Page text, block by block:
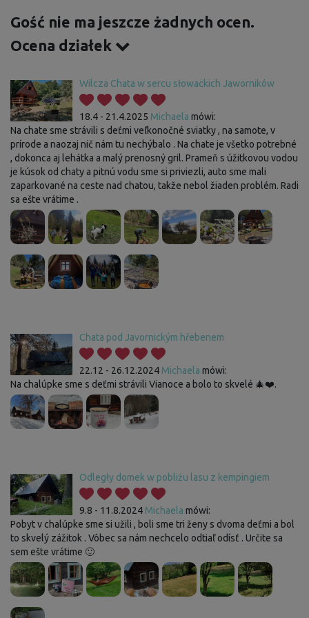
Gość nie ma jeszcze żadnych ocen.
Ocena działek
Wilcza Chata w sercu słowackich Jaworników
18.4 - 21.4.2025 Michaela mówi:
Na chate sme strávili s deťmi veľkonočné sviatky , na samote, v
prírode a naozaj nič nám tu nechýbalo . Na chate je všetko potrebné
, dokonca aj lehátka a malý prenosný gril. Prameň s úžitkovou vodou
je kúsok od chaty a pitnú vodu sme si priviezli, auto sme mali
zaparkované na ceste nad chatou, takže nebol žiaden problém. Radi
sa ešte vrátime .
Chata pod Javornickým hřebenem
22.12 - 26.12.2024 Michaela mówi:
Na chalúpke sme s deťmi strávili Vianoce a bolo to skvelé 🎄❤️.
Odległy domek w pobliżu lasu z kempingiem
9.8 - 11.8.2024 Michaela mówi:
Pobyt v chalúpke sme si užili , boli sme tri ženy s dvoma deťmi a bol
to skvelý zážitok . Vôbec sa nám nechcelo odtiaľ odísť . Určite sa
sem ešte vrátime 🙂